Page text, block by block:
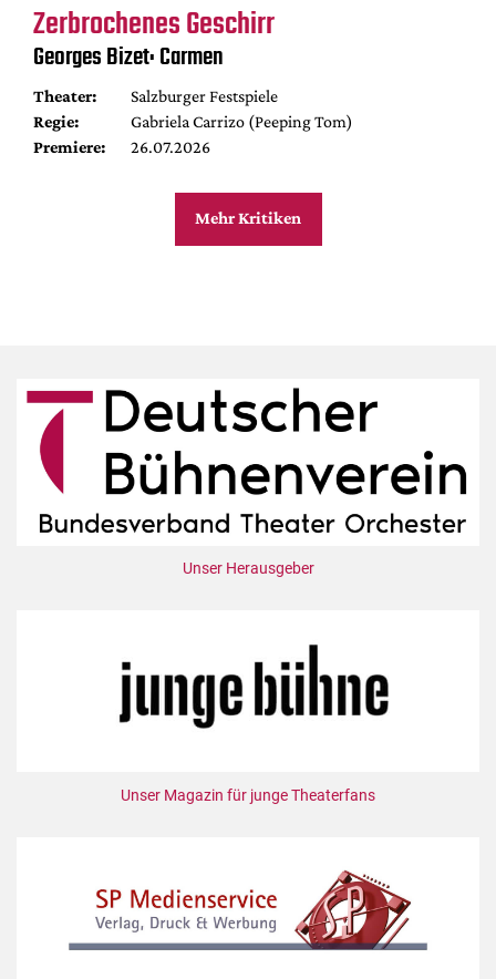
Zerbrochenes Geschirr
Georges Bizet: Carmen
Theater:
Salzburger Festspiele
Regie:
Gabriela Carrizo (Peeping Tom)
Premiere:
26.07.2026
Mehr Kritiken
Unser Herausgeber
Unser Magazin für junge Theaterfans